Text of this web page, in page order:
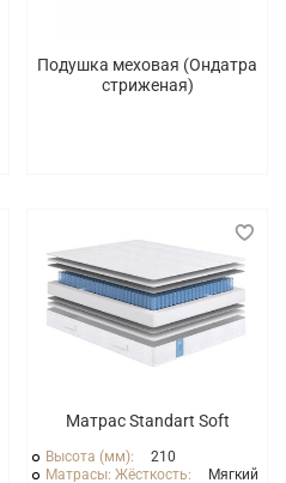
Подушка меховая (Ондатра
стриженая)
Матрас Standart Soft
Высота (мм):
210
Матрасы: Жёсткость:
Мягкий